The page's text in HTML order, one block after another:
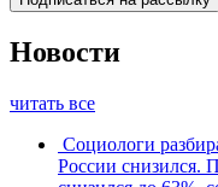
Новости
читать все
Социологи
России снизился.